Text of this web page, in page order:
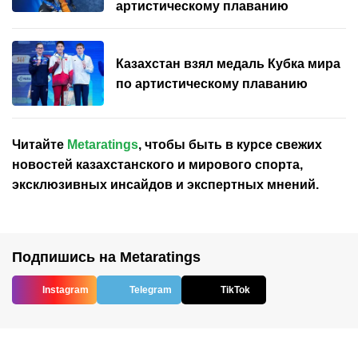
артистическому плаванию
Казахстан взял медаль Кубка мира
по артистическому плаванию
Читайте Metaratings, чтобы быть в курсе свежих
новостей казахстанского и мирового спорта,
эксклюзивных инсайдов и экспертных мнений.
Подпишись на Metaratings
Instagram Telegram TikTok